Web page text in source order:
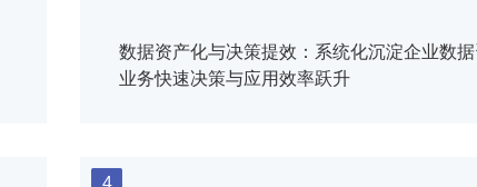
数据资产化与决策提效：系统化沉淀企业数
业务快速决策与应用效率跃升
4